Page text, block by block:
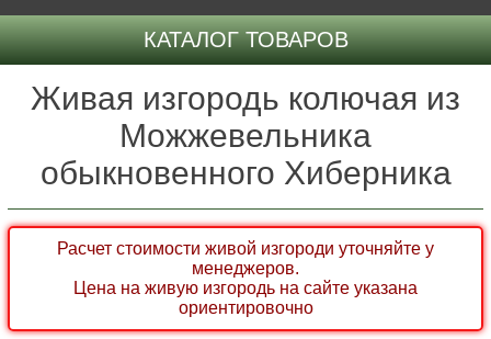
КАТАЛОГ ТОВАРОВ
Живая изгородь колючая из
Можжевельника
обыкновенного Хиберника
Расчет стоимости живой изгороди уточняйте у
менеджеров.
Цена на живую изгородь на сайте указана
ориентировочно